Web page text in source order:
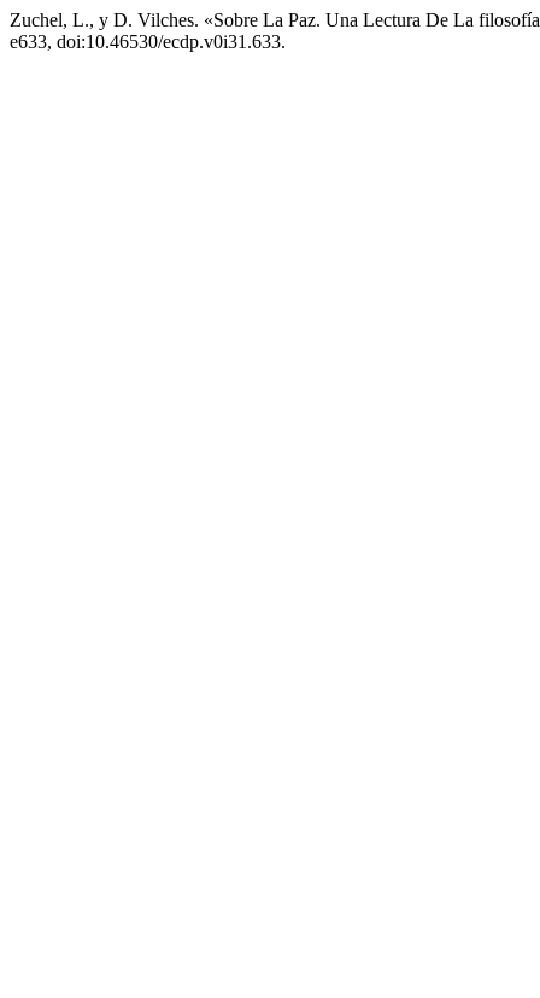
Zuchel, L., y D. Vilches. «Sobre La Paz. Una Lectura De La
e633, doi:10.46530/ecdp.v0i31.633.